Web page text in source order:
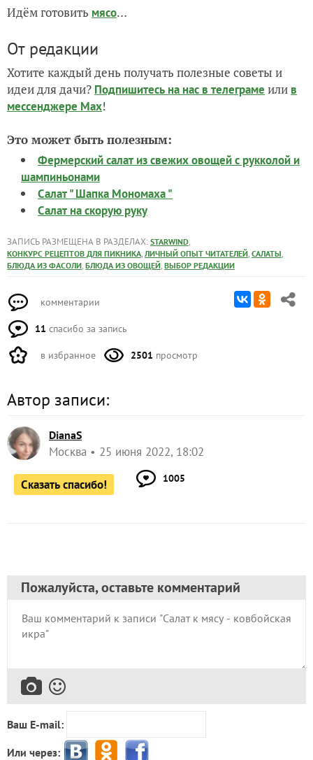
Идём готовить мясо…
От редакции
Хотите каждый день получать полезные советы и
идеи для дачи? Подпишитесь на нас в телеграме или в
мессенджере Max!
Это может быть полезным:
Фермерский салат из свежих овощей с рукколой и
шампиньонами
Салат " Шапка Мономаха "
Салат на скорую руку
ЗАПИСЬ РАЗМЕЩЕНА В РАЗДЕЛАХ: STARWIND,
КОНКУРС РЕЦЕПТОВ ДЛЯ ПИКНИКА, ЛИЧНЫЙ ОПЫТ ЧИТАТЕЛЕЙ, САЛАТЫ,
БЛЮДА ИЗ ФАСОЛИ, БЛЮДА ИЗ ОВОЩЕЙ, ВЫБОР РЕДАКЦИИ
комментарии
11 спасибо за запись
в избранное 2501 просмотр
Автор записи:
DianaS
Москва 25 июня 2022, 18:02
Сказать спасибо! 1005
Пожалуйста, оставьте комментарий
Ваш E-mail:
Или через: